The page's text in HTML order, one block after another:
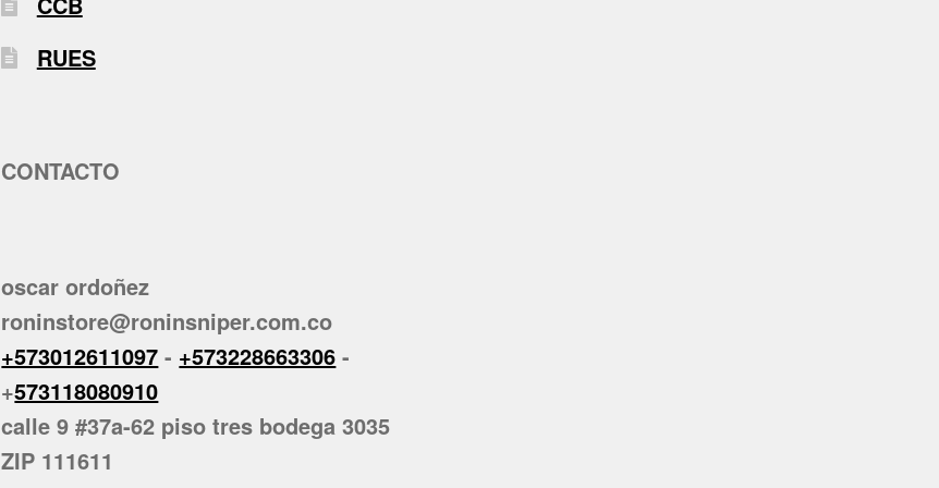
RUES
CONTACTO
oscar ordoñez
roninstore@roninsniper.com.co
+573012611097 - +573228663306 -
+573118080910
calle 9 #37a-62 piso tres bodega 3035
ZIP 111611